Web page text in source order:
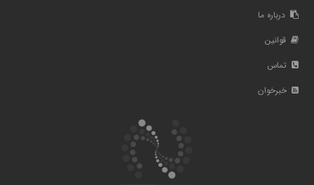
درباره ما
قوانین
تماس
خبرخوان